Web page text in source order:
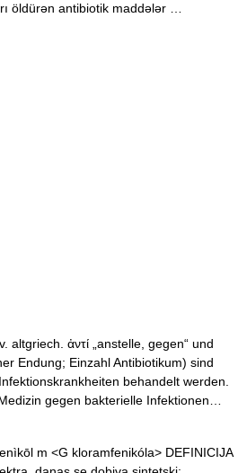
öldürən antibiotik maddələr …
altgriech. ἀντί „anstelle, gegen“ und
Endung; Einzahl Antibiotikum) sind
behandelt werden.
gegen bakterielle Infektionen…
m <G kloramfenikóla> DEFINICIJA